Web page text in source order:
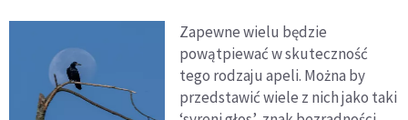
Zapewne wielu będzie
powątpiewać w skuteczność
tego rodzaju apeli. Można by
przedstawić wiele z nich jako taki